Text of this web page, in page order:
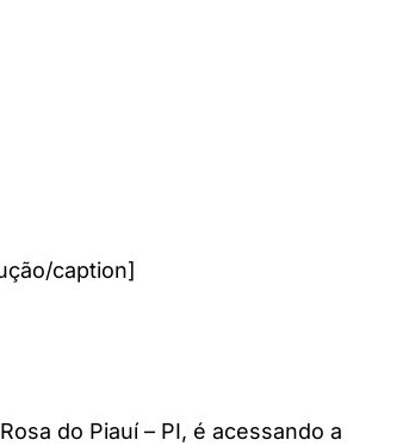
caption]
do Piauí – PI, é acessando a